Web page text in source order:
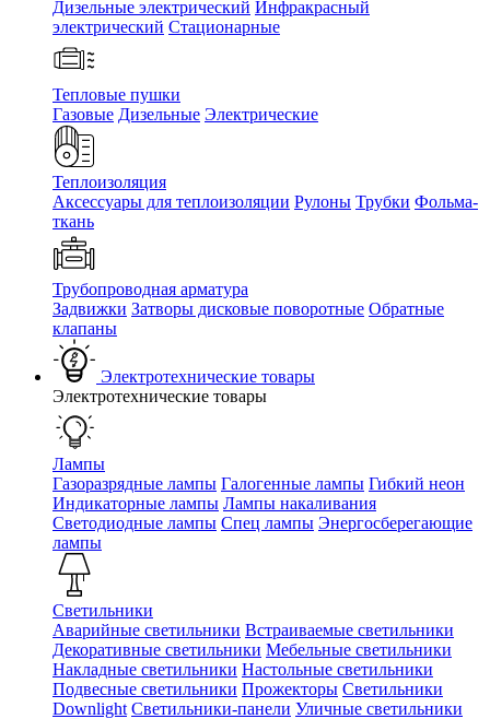
Дизельные электрический Инфракрасный
электрический Стационарные
Тепловые пушки
Газовые Дизельные Электрические
Теплоизоляция
Аксессуары для теплоизоляции Рулоны Трубки Фольма-
ткань
Трубопроводная арматура
Задвижки Затворы дисковые поворотные Обратные
клапаны
Электротехнические товары
Электротехнические товары
Лампы
Газоразрядные лампы Галогенные лампы Гибкий неон
Индикаторные лампы Лампы накаливания
Светодиодные лампы Спец лампы Энергосберегающие
лампы
Светильники
Аварийные светильники Встраиваемые светильники
Декоративные светильники Мебельные светильники
Накладные светильники Настольные светильники
Подвесные светильники Прожекторы Светильники
Downlight Светильники-панели Уличные светильники